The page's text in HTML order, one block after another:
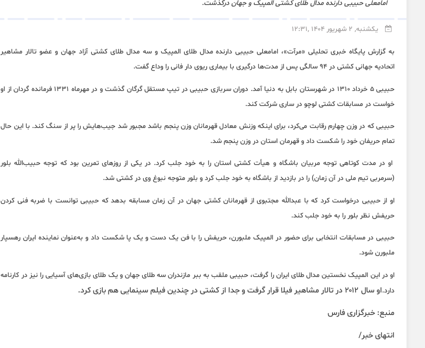
امامعلی حبیبی دارنده مدال طلای کشتی المپیک و جهان درگذشت.
یکشنبه, 2 شهریور 1404 ,12:31
به گزارش پایگاه خبری تحلیلی «مرآت»، امامعلی حبیبی دارنده مدال طلای المپیک و سه مدال طلای کشتی آزاد جهان و عضو تالار مشاهیر
اتحادیه جهانی کشتی در ۹۴ سالگی پس از مدت‌ها درگیری با بیماری ریوی دار فانی را وداع گفت.
حبیبی ۵ خرداد ۱۳۱۰ در شهرستان بابل به دنیا آمد. دوران سربازی حبیبی در تیپ مستقل گرگان گذشت و در مهرماه ۱۳۳۱ فرمانده گردان از او
خواست در مسابقات کشتی لوچو در ساری شرکت کند.
حبیبی که در وزن چهارم رقابت می‌کرد، برای اینکه وزنش معادل قهرمانان وزن پنجم باشد مجبور شد جیب‌هایش را پر از سنگ کند. با این حال
تمام حریفان خود را شکست داد و قهرمان استان در وزن پنجم شد.
او در مدت کوتاهی توجه مربیان باشگاه و هیأت کشتی استان را به خود جلب کرد. در یکی از روزهای تمرین بود که توجه حبیب‌الله بلور
(سرمربی تیم ملی در آن زمان) را در بازدید از باشگاه به خود جلب کرد و بلور متوجه نبوغ وی در کشتی شد.
او از حبیبی درخواست کرد که با عبدالله مجتبوی از قهرمانان کشتی جهان در آن زمان مسابقه بدهد که حبیبی توانست با ضربه فنی کردن
حریفش نظر بلور را به خود جلب کند.
حبیبی در مسابقات انتخابی برای حضور در المپیک ملبورن، حریفش را با فن یک دست و یک پا شکست داد و به‌عنوان نماینده ایران رهسپار
ملبورن شود.
او در این المپیک نخستین مدال طلای ایران را گرفت، حبیبی ملقب به ببر مازندران سه طلای جهان و یک طلای بازی‌های آسیایی را نیز در کارنامه
دارد.او سال ۲۰۱۲ در تالار مشاهیر فیلا قرار گرفت و جدا از کشتی در چندین فیلم‌ سینمایی هم بازی کرد.
منبع: خبرگزاری فارس
انتهای خبر/